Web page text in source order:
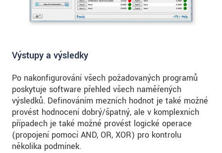
Výstupy a výsledky
Po nakonfigurování všech požadovaných programů
poskytuje software přehled všech naměřených
výsledků. Definováním mezních hodnot je také možné
provést hodnocení dobrý/špatný, ale v komplexních
případech je také možné provést logické operace
(propojení pomocí AND, OR, XOR) pro kontrolu
několika podmínek.